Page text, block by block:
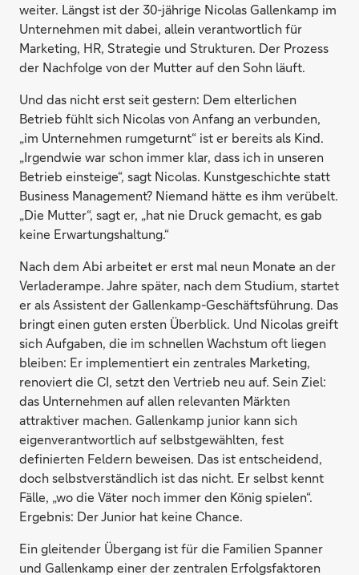
weiter. Längst ist der 30-jährige Nicolas Gallenkamp im
Unternehmen mit dabei, allein verantwortlich für
Marketing, HR, Strategie und Strukturen. Der Prozess
der Nachfolge von der Mutter auf den Sohn läuft.
Und das nicht erst seit gestern: Dem elterlichen
Betrieb fühlt sich Nicolas von Anfang an verbunden,
„im Unternehmen rumgeturnt“ ist er bereits als Kind.
„Irgendwie war schon immer klar, dass ich in unseren
Betrieb einsteige“, sagt Nicolas. Kunstgeschichte statt
Business Management? Niemand hätte es ihm verübelt.
„Die Mutter“, sagt er, „hat nie Druck gemacht, es gab
keine Erwartungshaltung.“
Nach dem Abi arbeitet er erst mal neun Monate an der
Verladerampe. Jahre später, nach dem Studium, startet
er als Assistent der Gallenkamp-Geschäftsführung. Das
bringt einen guten ersten Überblick. Und Nicolas greift
sich Aufgaben, die im schnellen Wachstum oft liegen
bleiben: Er implementiert ein zentrales Marketing,
renoviert die CI, setzt den Vertrieb neu auf. Sein Ziel:
das Unternehmen auf allen relevanten Märkten
attraktiver machen. Gallenkamp junior kann sich
eigenverantwortlich auf selbstgewählten, fest
definierten Feldern beweisen. Das ist entscheidend,
doch selbstverständlich ist das nicht. Er selbst kennt
Fälle, „wo die Väter noch immer den König spielen“.
Ergebnis: Der Junior hat keine Chance.
Ein gleitender Übergang ist für die Familien Spanner
und Gallenkamp einer der zentralen Erfolgsfaktoren